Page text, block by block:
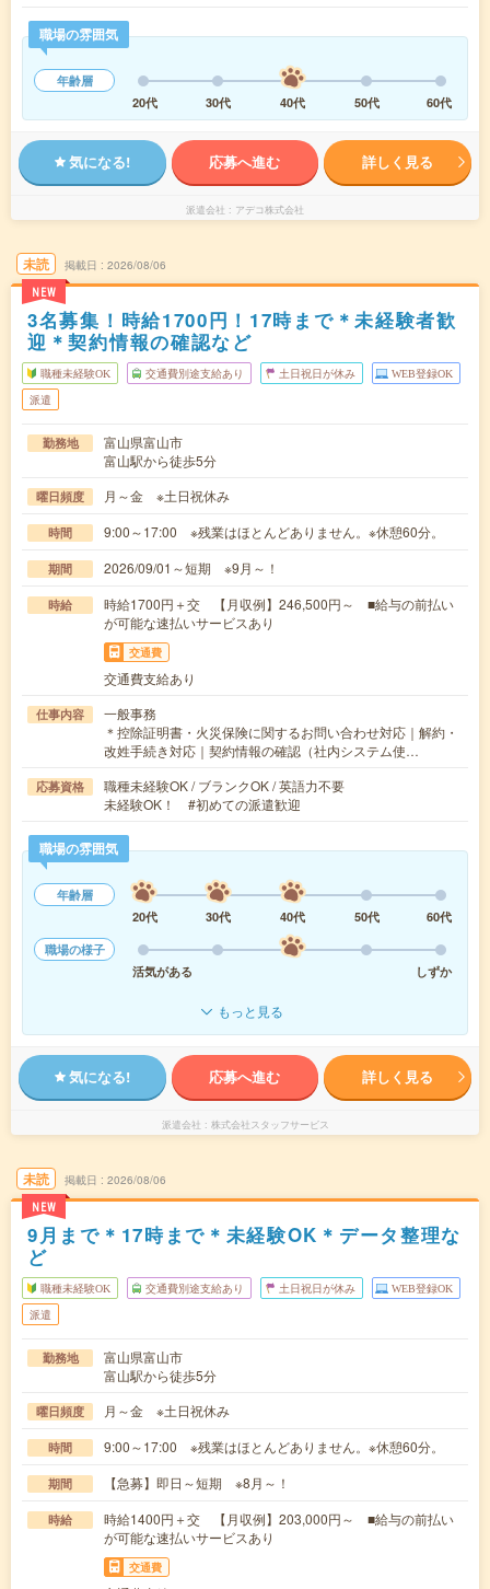
職場の雰囲気
年齢層
20代
30代 40代 50代 60代
気になる! 応募へ進む 詳しく見る
派遣会社 アデコ株式会社
未読
NEW
掲載日 2026/08/06
3名募集！時給1700円！17時まで＊未経験者歓
迎＊契約情報の確認など
職種未経験OK 交通費別途支給あり 土日祝日が休み WEB登録OK
派遣
勤務地
富山県富山市
富山駅から徒歩5分
曜日頻度 月～金 ※土日祝休み
時間 9:00～17:00 ※残業はほとんどありません。※休憩60分。
期間 2026/09/01～短期 ※9月～！
時給
時給1700円＋交 【月収例】246,500円～ ■給与の前払い
が可能な速払いサービスあり
交通費
交通費支給あり
仕事内容
一般事務
＊控除証明書・火災保険に関するお問い合わせ対応｜解約・
改姓手続き対応｜契約情報の確認（社内システム使…
応募資格
職種未経験OK / ブランクOK / 英語力不要
未経験OK！ #初めての派遣歓迎
職場の雰囲気
年齢層
20代
30代 40代 50代
60代
職場の様子
活気がある
しずか
もっと見る
気になる! 応募へ進む 詳しく見る
派遣会社 株式会社スタッフサービス
未読
NEW
掲載日 2026/08/06
9月まで＊17時まで＊未経験OK＊データ整理な
ど
職種未経験OK 交通費別途支給あり 土日祝日が休み WEB登録OK
派遣
勤務地
富山県富山市
富山駅から徒歩5分
曜日頻度 月～金 ※土日祝休み
時間 9:00～17:00 ※残業はほとんどありません。※休憩60分。
期間 【急募】即日～短期 ※8月～！
時給
時給1400円＋交 【月収例】203,000円～ ■給与の前払い
が可能な速払いサービスあり
交通費